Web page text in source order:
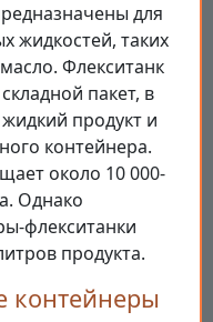
для
жидкостей, таких
Флекситанк
пакет, в
продукт и
контейнера.
около 10 000-
Однако
флекситанки
продукта.
контейнеры